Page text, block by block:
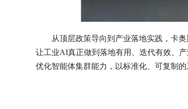
从顶层政策导向到产业落地实践，卡
让工业AI真正做到落地有用、迭代有效、
优化智能体集群能力，以标准化、可复制